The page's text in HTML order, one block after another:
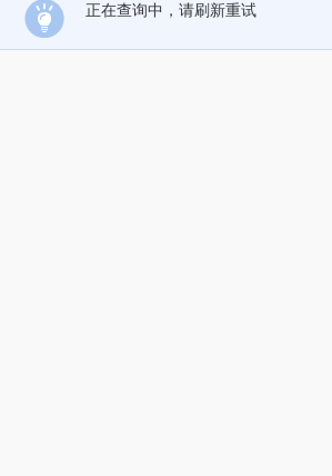
正在查询中，请刷新重试